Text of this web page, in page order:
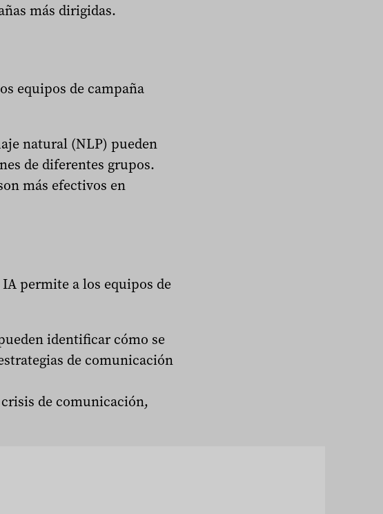
más dirigidas.
equipos de campaña
natural (NLP) pueden
de diferentes grupos.
más efectivos en
permite a los equipos de
identificar cómo se
de comunicación
de comunicación,